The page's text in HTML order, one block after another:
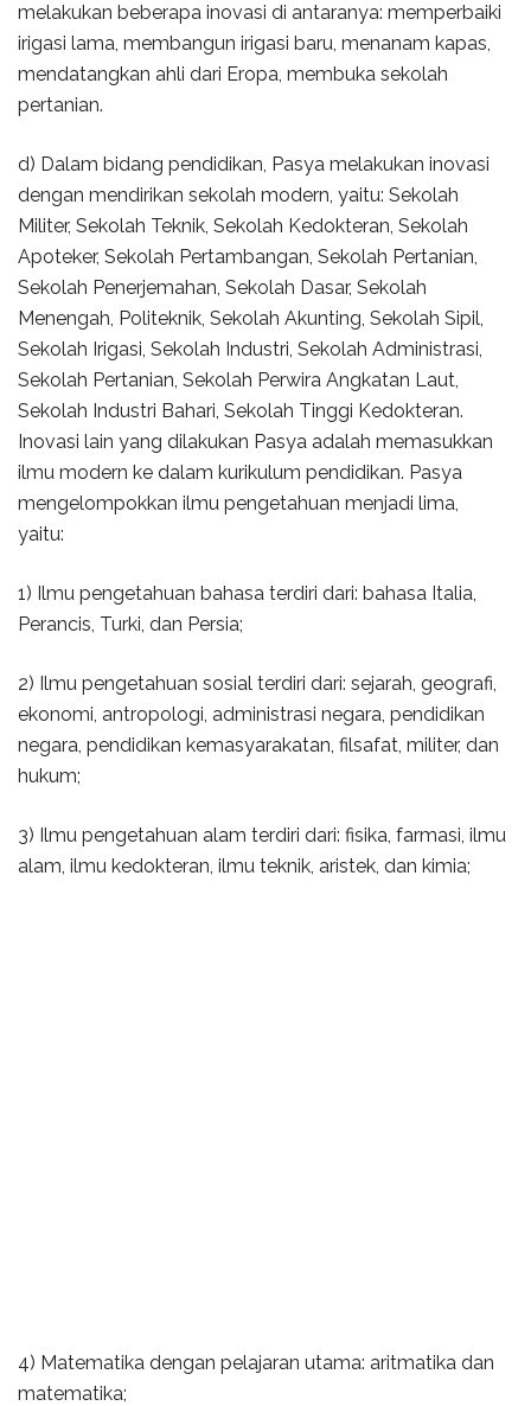
melakukan beberapa inovasi di antaranya: memperbaiki
irigasi lama, membangun irigasi baru, menanam kapas,
mendatangkan ahli dari Eropa, membuka sekolah
pertanian.
d) Dalam bidang pendidikan, Pasya melakukan inovasi
dengan mendirikan sekolah modern, yaitu: Sekolah
Militer, Sekolah Teknik, Sekolah Kedokteran, Sekolah
Apoteker, Sekolah Pertambangan, Sekolah Pertanian,
Sekolah Penerjemahan, Sekolah Dasar, Sekolah
Menengah, Politeknik, Sekolah Akunting, Sekolah Sipil,
Sekolah Irigasi, Sekolah Industri, Sekolah Administrasi,
Sekolah Pertanian, Sekolah Perwira Angkatan Laut,
Sekolah Industri Bahari, Sekolah Tinggi Kedokteran.
Inovasi lain yang dilakukan Pasya adalah memasukkan
ilmu modern ke dalam kurikulum pendidikan. Pasya
mengelompokkan ilmu pengetahuan menjadi lima,
yaitu:
1) Ilmu pengetahuan bahasa terdiri dari: bahasa Italia,
Perancis, Turki, dan Persia;
2) Ilmu pengetahuan sosial terdiri dari: sejarah, geografi,
ekonomi, antropologi, administrasi negara, pendidikan
negara, pendidikan kemasyarakatan, filsafat, militer, dan
hukum;
3) Ilmu pengetahuan alam terdiri dari: fisika, farmasi, ilmu
alam, ilmu kedokteran, ilmu teknik, aristek, dan kimia;
4) Matematika dengan pelajaran utama: aritmatika dan
matematika;